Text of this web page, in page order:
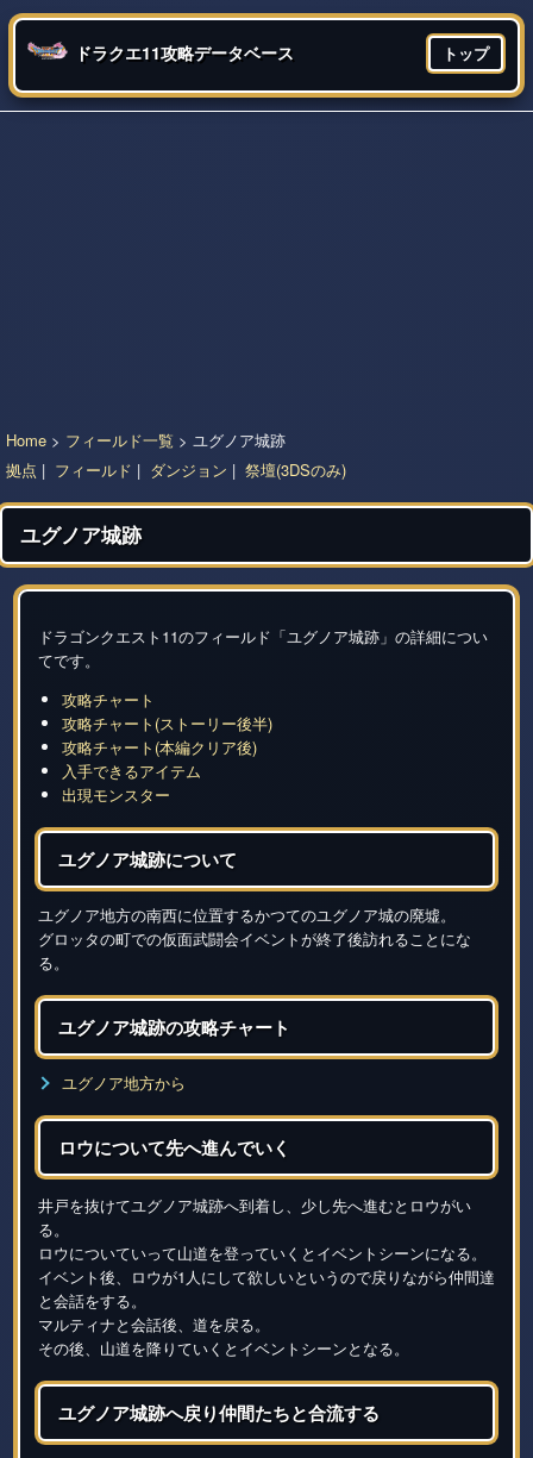
トップ
ドラクエ11攻略データベース
Home > フィールド一覧 > ユグノア城跡
拠点 | フィールド | ダンジョン | 祭壇(3DSのみ)
ユグノア城跡
ドラゴンクエスト11のフィールド「ユグノア城跡」の詳細につい
てです。
攻略チャート
攻略チャート(ストーリー後半)
攻略チャート(本編クリア後)
入手できるアイテム
出現モンスター
ユグノア城跡について
ユグノア地方の南西に位置するかつてのユグノア城の廃墟。
グロッタの町での仮面武闘会イベントが終了後訪れることにな
る。
ユグノア城跡の攻略チャート
ユグノア地方から
ロウについて先へ進んでいく
井戸を抜けてユグノア城跡へ到着し、少し先へ進むとロウがい
る。
ロウについていって山道を登っていくとイベントシーンになる。
イベント後、ロウが1人にして欲しいというので戻りながら仲間達
と会話をする。
マルティナと会話後、道を戻る。
その後、山道を降りていくとイベントシーンとなる。
ユグノア城跡へ戻り仲間たちと合流する